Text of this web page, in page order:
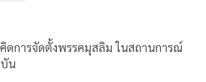
ดการจัดตั้งพรรคมุสลิม ในสถานการณ์
น